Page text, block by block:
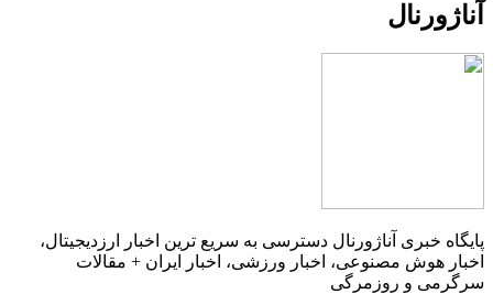
آناژورنال
پایگاه خبری آناژورنال دسترسی به سریع ترین اخبار ارزدیجیتال،
اخبار هوش مصنوعی، اخبار ورزشی، اخبار ایران + مقالات
سرگرمی و روزمرگی